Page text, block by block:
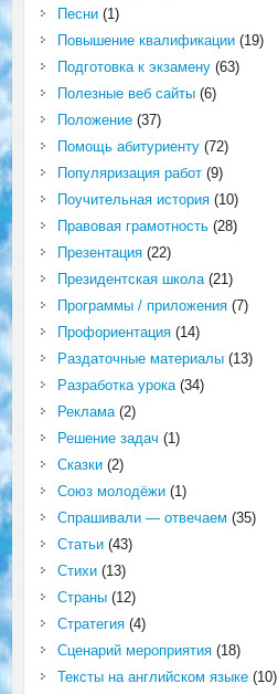
Песни(1)
Повышение квалификации(19)
Подготовка к экзамену(63)
Полезные веб сайты(6)
Положение(37)
Помощь абитуриенту(72)
Популяризация работ(9)
Поучительная история(10)
Правовая грамотность(28)
Презентация(22)
Президентская школа(21)
Программы / приложения(7)
Профориентация(14)
Раздаточные материалы(13)
Разработка урока(34)
Реклама(2)
Решение задач (1)
Сказки(2)
Союз молодёжи(1)
Спрашивали — отвечаем (35)
Статьи(43)
Стихи(13)
Страны(12)
Стратегия(4)
Сценарий мероприятия(18)
Тексты на английском языке(10)